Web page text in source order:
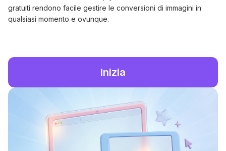
gratuiti rendono facile gestire le conversioni di immagini in
qualsiasi momento e ovunque.
Inizia